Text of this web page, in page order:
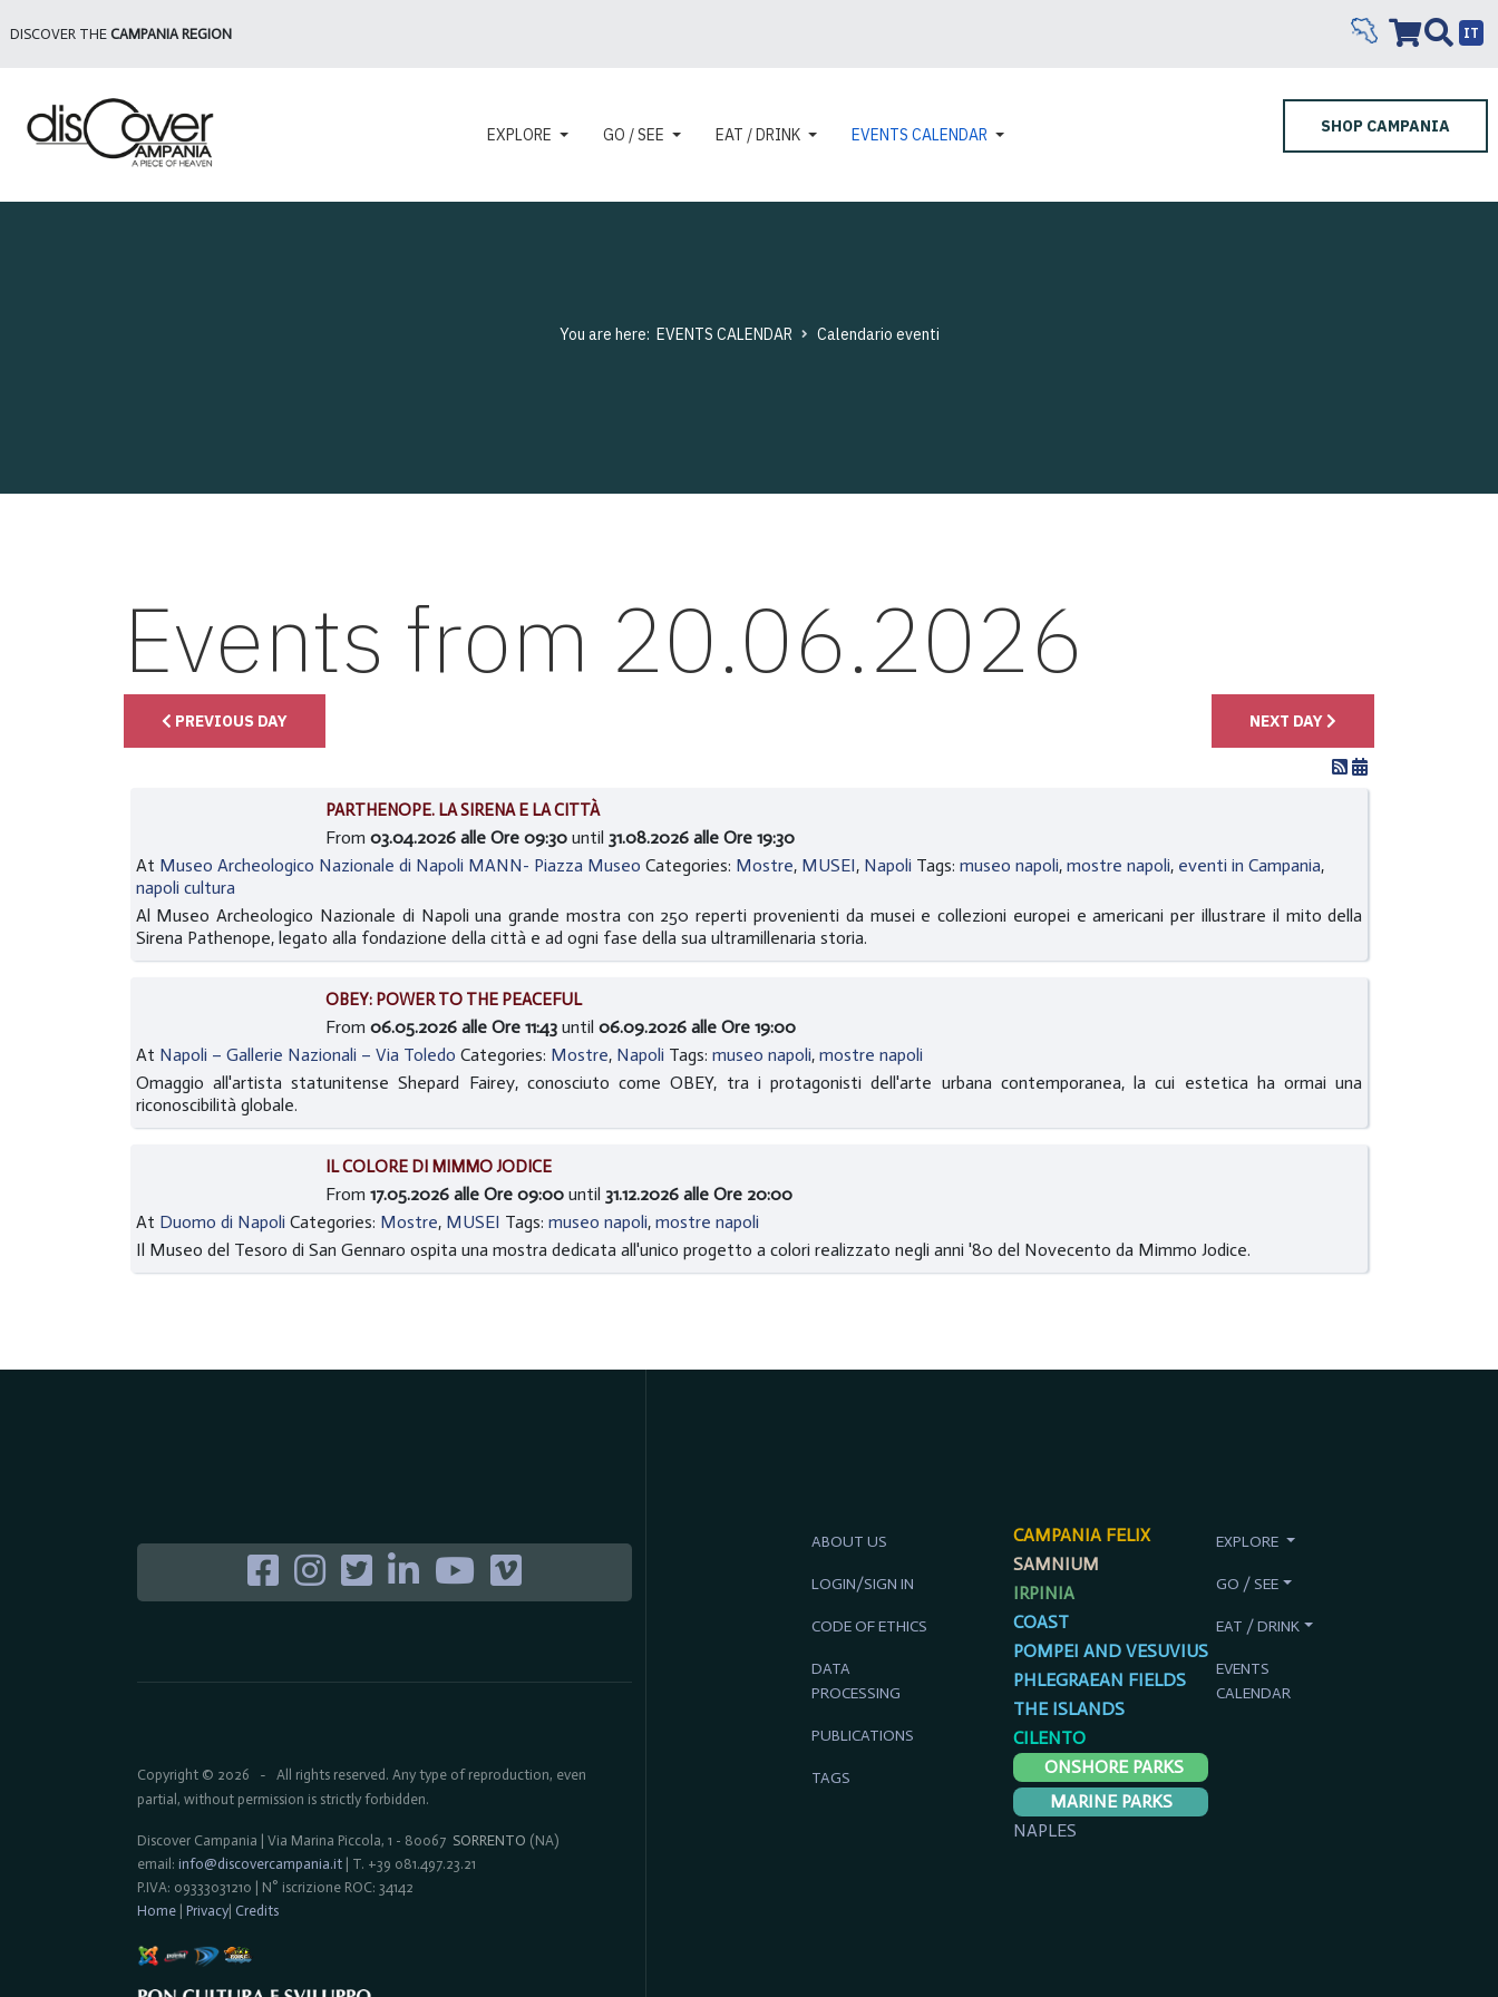
DISCOVER THE CAMPANIA REGION IT
EXPLORE GO / SEE EAT / DRINK EVENTS CALENDAR SHOP CAMPANIA
You are here: EVENTS CALENDAR Calendario eventi
Events from 20.06.2026
PREVIOUS DAY NEXT DAY
PARTHENOPE. LA SIRENA E LA CITTÀ
From 03.04.2026 alle Ore 09:30 until 31.08.2026 alle Ore 19:30
At Museo Archeologico Nazionale di Napoli MANN- Piazza Museo Categories: Mostre, MUSEI, Napoli Tags: museo napoli, mostre napoli, eventi in Campania,
napoli cultura
Al Museo Archeologico Nazionale di Napoli una grande mostra con 250 reperti provenienti da musei e collezioni europei e americani per illustrare il mito della
Sirena Pathenope, legato alla fondazione della città e ad ogni fase della sua ultramillenaria storia.
OBEY: POWER TO THE PEACEFUL
From 06.05.2026 alle Ore 11:43 until 06.09.2026 alle Ore 19:00
At Napoli – Gallerie Nazionali – Via Toledo Categories: Mostre, Napoli Tags: museo napoli, mostre napoli
Omaggio all'artista statunitense Shepard Fairey, conosciuto come OBEY, tra i protagonisti dell'arte urbana contemporanea, la cui estetica ha ormai una
riconoscibilità globale.
IL COLORE DI MIMMO JODICE
From 17.05.2026 alle Ore 09:00 until 31.12.2026 alle Ore 20:00
At Duomo di Napoli Categories: Mostre, MUSEI Tags: museo napoli, mostre napoli
Il Museo del Tesoro di San Gennaro ospita una mostra dedicata all'unico progetto a colori realizzato negli anni '80 del Novecento da Mimmo Jodice.
Copyright © 2026 - All rights reserved. Any type of reproduction, even
partial, without permission is strictly forbidden.
Discover Campania | Via Marina Piccola, 1 - 80067 SORRENTO (NA)
email: info@discovercampania.it | T. +39 081.497.23.21
P.IVA: 09333031210 | N° iscrizione ROC: 34142
Home
Privacy| Credits
ABOUT US
LOGIN/SIGN IN
CODE OF ETHICS
DATA
PROCESSING
PUBLICATIONS
TAGS
CAMPANIA FELIX
SAMNIUM
IRPINIA
COAST
POMPEI AND VESUVIUS
PHLEGRAEAN FIELDS
THE ISLANDS
CILENTO
ONSHORE PARKS
MARINE PARKS
NAPLES
EXPLORE
GO / SEE
EAT / DRINK
EVENTS
CALENDAR